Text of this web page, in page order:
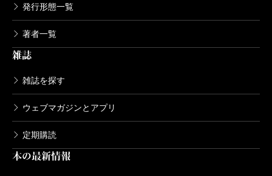
発行形態一覧
著者一覧
雑誌
雑誌を探す
ウェブマガジンとアプリ
定期購読
本の最新情報